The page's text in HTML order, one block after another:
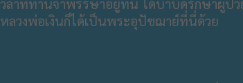
วงพ่อเงินก็ได้เป็นพระอุปัชฌาย์ที่นี่ด้วย​